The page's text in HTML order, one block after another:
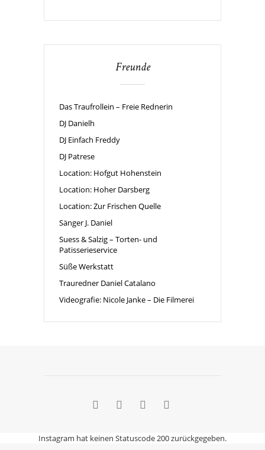
Freunde
Das Traufrollein – Freie Rednerin
DJ Danielh
DJ Einfach Freddy
DJ Patrese
Location: Hofgut Hohenstein
Location: Hoher Darsberg
Location: Zur Frischen Quelle
Sänger J. Daniel
Suess & Salzig – Torten- und
Patisserieservice
Süße Werkstatt
Trauredner Daniel Catalano
Videografie: Nicole Janke – Die Filmerei
Instagram hat keinen Statuscode 200 zurückgegeben.